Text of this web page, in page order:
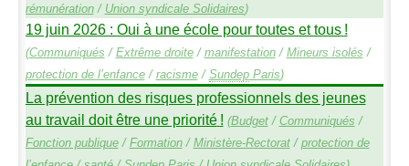
rémunération/ Union syndicale Solidaires)
19 juin 2026 : Oui à une école pour toutes et tous !
(Communiqués / Extrême droite/ manifestation/ Mineurs isolés /
protection de l’enfance/ racisme/ SundepParis)
La prévention des risques professionnels des jeunes
au travail doit être une priorité ! (Budget/ Communiqués /
Fonction publique/ Formation/ Ministère-Rectorat/ protection de